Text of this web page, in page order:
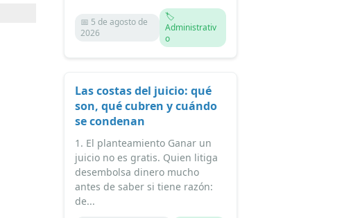
📅 5 de agosto de
2026
🏷️
Administrativ
o
Las costas del juicio: qué
son, qué cubren y cuándo
se condenan
1. El planteamiento Ganar un
juicio no es gratis. Quien litiga
desembolsa dinero mucho
antes de saber si tiene razón:
de...